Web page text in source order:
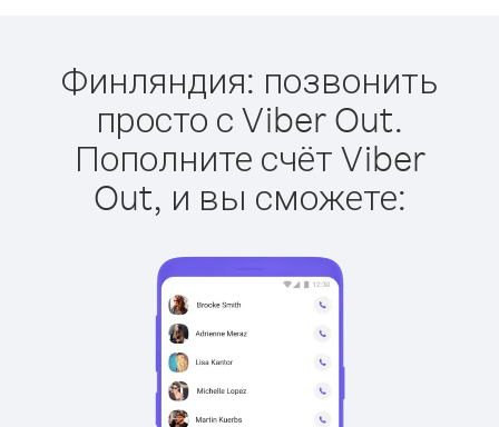
Финляндия: позвонить
просто с Viber Out.
Пополните счёт Viber
Out, и вы сможете: